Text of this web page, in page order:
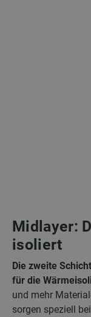
Midlayer:
isoliert
Die zweite
für die
und mehr
sorgen speziell